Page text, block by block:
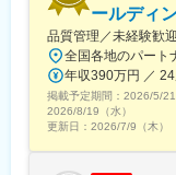
■富士宮工場に
富士宮工場は、
始した、現存す
す。現在は主に
（薬剤充填済み
ッグ等の輸血関
用回路の生産を
ールディ
品質管理／未経験歓
掲載予定期間： 2026/5/21
2026/8/19（水）
更新日： 2026/7/9（木）